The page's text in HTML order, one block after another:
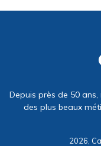
Depuis près de 50
des plus beaux
2026,